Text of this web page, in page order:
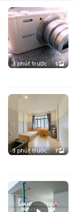
3 phút trước 5
3 phút trước 7